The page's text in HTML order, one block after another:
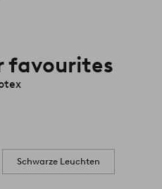
favourites
Schwarze Leuchten